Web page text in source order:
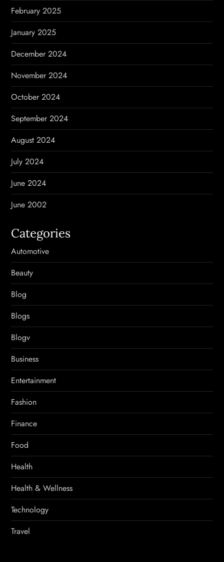
February 2025
January 2025
December 2024
November 2024
October 2024
September 2024
August 2024
July 2024
June 2024
June 2002
Categories
Automotive
Beauty
Blog
Blogs
Blogv
Business
Entertainment
Fashion
Finance
Food
Health
Health & Wellness
Technology
Travel